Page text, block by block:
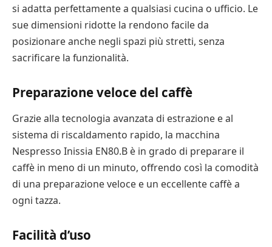
si adatta perfettamente a qualsiasi cucina o ufficio. Le
sue dimensioni ridotte la rendono facile da
posizionare anche negli spazi più stretti, senza
sacrificare la funzionalità.
Preparazione veloce del caffè
Grazie alla tecnologia avanzata di estrazione e al
sistema di riscaldamento rapido, la macchina
Nespresso Inissia EN80.B è in grado di preparare il
caffè in meno di un minuto, offrendo così la comodità
di una preparazione veloce e un eccellente caffè a
ogni tazza.
Facilità d’uso